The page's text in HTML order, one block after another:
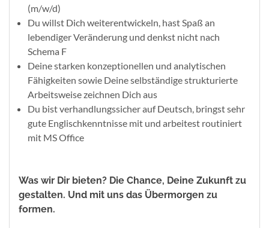
(m/w/d)
Du willst Dich weiterentwickeln, hast Spaß an
lebendiger Veränderung und denkst nicht nach
Schema F
Deine starken konzeptionellen und analytischen
Fähigkeiten sowie Deine selbständige strukturierte
Arbeitsweise zeichnen Dich aus
Du bist verhandlungssicher auf Deutsch, bringst sehr
gute Englischkenntnisse mit und arbeitest routiniert
mit MS Office
Was wir Dir bieten? Die Chance, Deine Zukunft zu
gestalten. Und mit uns das Übermorgen zu
formen.